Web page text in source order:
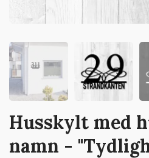
Husskylt med
namn -